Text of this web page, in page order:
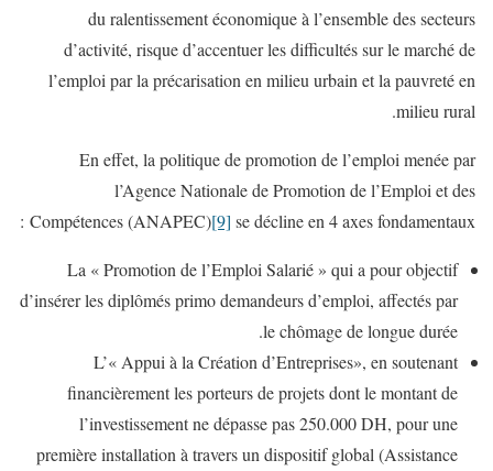
du ralentissement économique à l’ensemble des secteurs
d’activité, risque d’accentuer les difficultés sur le marché de
l’emploi par la précarisation en milieu urbain et la pauvreté en
milieu rural.
En effet, la politique de promotion de l’emploi menée par
l’Agence Nationale de Promotion de l’Emploi et des
Compétences (ANAPEC)[9] se décline en 4 axes fondamentaux :
La « Promotion de l’Emploi Salarié » qui a pour objectif
d’insérer les diplômés primo demandeurs d’emploi, affectés par
le chômage de longue durée.
L’« Appui à la Création d’Entreprises», en soutenant
financièrement les porteurs de projets dont le montant de
l’investissement ne dépasse pas 250.000 DH, pour une
première installation à travers un dispositif global (Assistance